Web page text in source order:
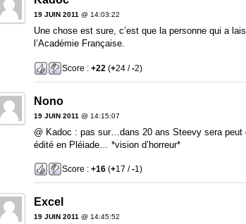
19 JUIN 2011 @ 14:03:22
Une chose est sure, c’est que la personne qui a
l’Académie Française.
Score : +22 (+24 /-2)
Nono
19 JUIN 2011 @ 14:15:07
@ Kadoc : pas sur…dans 20 ans Steevy sera peut
édité en Pléiade… *vision d’horreur*
Score : +16(+17 /-1)
Excel
19 JUIN 2011@ 14:45:52